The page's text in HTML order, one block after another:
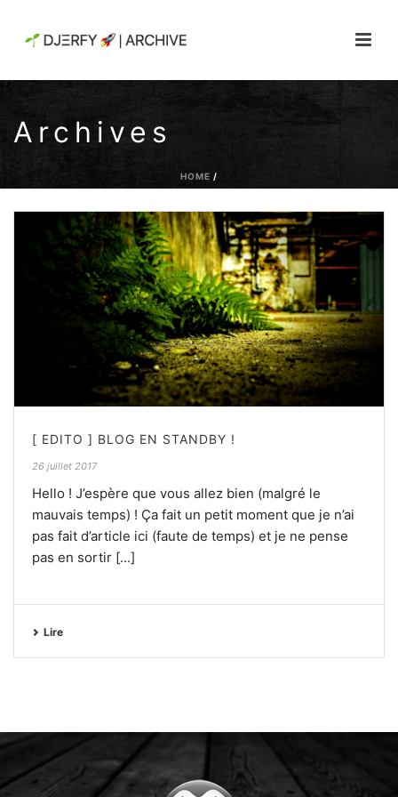
Archives
HOME /
[ EDITO ] BLOG EN STANDBY !
26 juillet 2017
Hello ! J’espère que vous allez bien (malgré le
mauvais temps) ! Ça fait un petit moment que je n’ai
pas fait d’article ici (faute de temps) et je ne pense
pas en sortir [...]
Lire